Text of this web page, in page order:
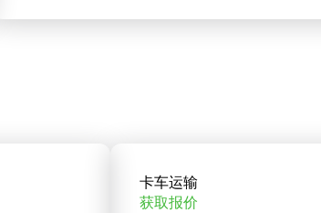
卡车运输
获取报价